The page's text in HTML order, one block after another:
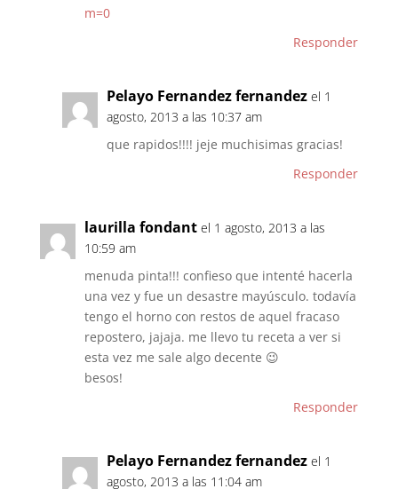
m=0
Responder
Pelayo Fernandez fernandez el 1
agosto, 2013 a las 10:37 am
que rapidos!!!! jeje muchisimas gracias!
Responder
laurilla fondant el 1 agosto, 2013 a las
10:59 am
menuda pinta!!! confieso que intenté hacerla
una vez y fue un desastre mayúsculo. todavía
tengo el horno con restos de aquel fracaso
repostero, jajaja. me llevo tu receta a ver si
esta vez me sale algo decente 😉
besos!
Responder
Pelayo Fernandez fernandez el 1
agosto, 2013 a las 11:04 am